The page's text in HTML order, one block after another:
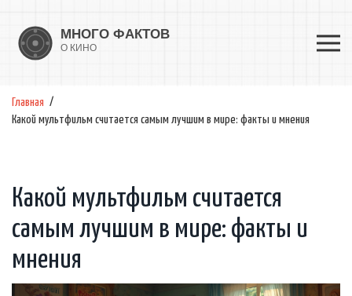
Главная
Какой мультфильм считается самым лучшим в мире: факты и мнения
Какой мультфильм считается
самым лучшим в мире: факты и
мнения